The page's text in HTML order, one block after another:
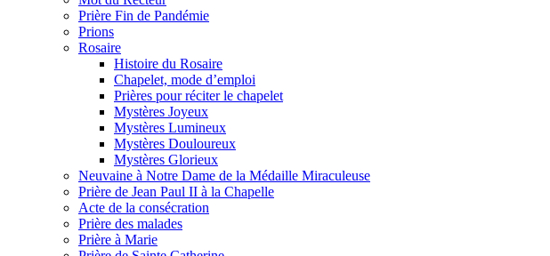
Prière Fin de Pandémie
Prions
Rosaire
Histoire du Rosaire
Chapelet, mode d’emploi
Prières pour réciter le chapelet
Mystères Joyeux
Mystères Lumineux
Mystères Douloureux
Mystères Glorieux
Neuvaine à Notre Dame de la Médaille Miraculeuse
Prière de Jean Paul II à la Chapelle
Acte de la consécration
Prière des malades
Prière à Marie